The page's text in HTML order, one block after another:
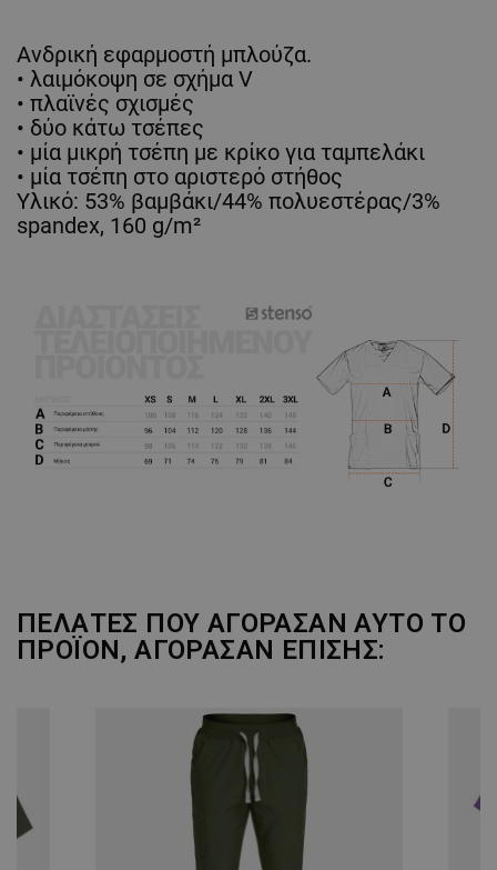
Ανδρική εφαρμοστή μπλούζα.
• λαιμόκοψη σε σχήμα V
• πλαϊνές σχισμές
• δύο κάτω τσέπες
• μία μικρή τσέπη με κρίκο για ταμπελάκι
• μία τσέπη στο αριστερό στήθος
Υλικό: 53% βαμβάκι/44% πολυεστέρας/3%
spandex, 160 g/m²
ΠΕΛΆΤΕΣ ΠΟΥ ΑΓΌΡΑΣΑΝ ΑΥΤΌ ΤΟ
ΠΡΟΪΌΝ, ΑΓΌΡΑΣΑΝ ΕΠΊΣΗΣ: